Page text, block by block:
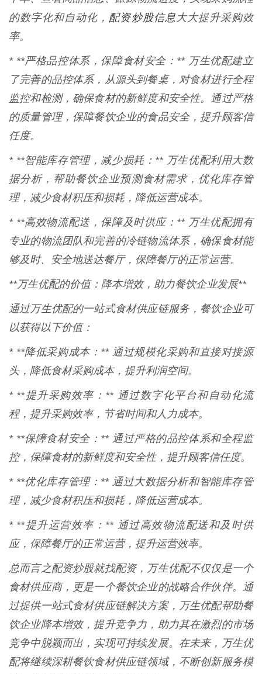
的数字化和自动化， 配资炒股信息 大大提升采购效
率。
* **严格品控体系，保障食材安全：** 万生优配建立
了完善的品控体系，从源头到餐桌，对食材进行全程
监控和检测，确保食材的新鲜度和安全性。通过严格
的质量管理，保障餐饮企业的食品安全，提升顾客信
任度。
* **智能库存管理，减少损耗：** 万生优配利用大数
据分析，帮助餐饮企业预测食材需求，优化库存管
理，减少食材积压和损耗，降低运营成本。
* **高效物流配送，保障及时供应：** 万生优配拥有
专业的物流团队和完善的冷链物流体系，确保食材能
够及时、安全地送达餐厅，保障餐厅的正常运营。
**万生优配的价值：降本增效，助力餐饮企业发展**
通过万生优配的一站式食材供应链服务，餐饮企业可
以获得以下价值：
* **降低采购成本：** 通过规模化采购和直接对接源
头，降低食材采购成本，提升利润空间。
* **提升采购效率：** 通过数字化平台和自动化流
程，提升采购效率，节省时间和人力成本。
* **保障食材安全：** 通过严格的品控体系和全程监
控，保障食材的新鲜度和安全性，提升顾客信任度。
* **优化库存管理：** 通过大数据分析和智能库存管
理，减少食材积压和损耗，降低运营成本。
* **提升运营效率：** 通过高效物流配送和及时供
应，保障餐厅的正常运营，提升运营效率。
总而言之配资炒股就找配资，万生优配不仅仅是一个
食材供应商，更是一个餐饮企业的战略合作伙伴。通
过提供一站式食材供应链解决方案，万生优配帮助餐
饮企业降本增效，提升竞争力，助力其在激烈的市场
竞争中脱颖而出，实现可持续发展。在未来，万生优
配将继续深耕餐饮食材供应链领域，不断创新服务模